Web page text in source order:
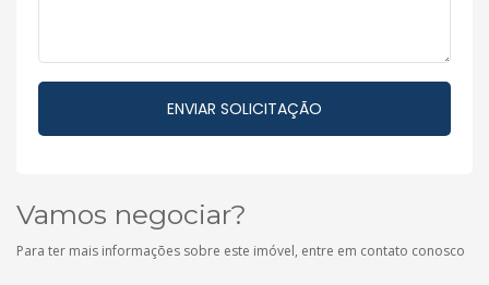
Vamos negociar?
Para ter mais informações sobre este imóvel, entre em contato conosco